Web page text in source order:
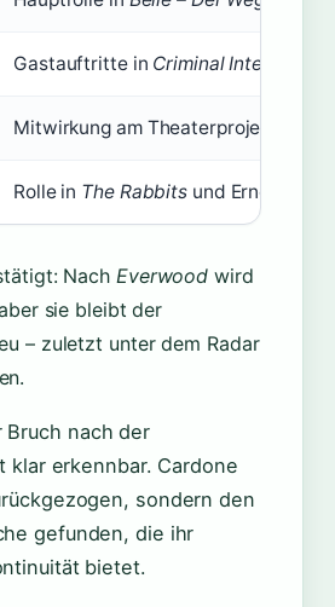
Gastauftritte in Criminal Intent
Mitwirkung am Theaterprojekt
Rolle in The Rabbits und Ernennung
Nach Everwood wird
sie bleibt der
– zuletzt unter dem Radar
Bruch nach der
klar erkennbar. Cardone
sondern den
gefunden, die ihr
bietet.